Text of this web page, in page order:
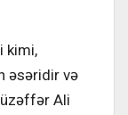
kimi,
əsəridir və
Ali